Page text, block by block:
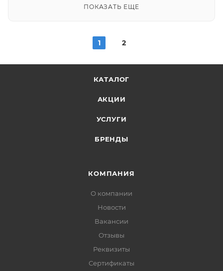
ПОКАЗАТЬ ЕЩЕ
1 2
КАТАЛОГ
АКЦИИ
УСЛУГИ
БРЕНДЫ
КОМПАНИЯ
О компании
Новости
Вакансии
Отзывы
Реквизиты
Сертификаты